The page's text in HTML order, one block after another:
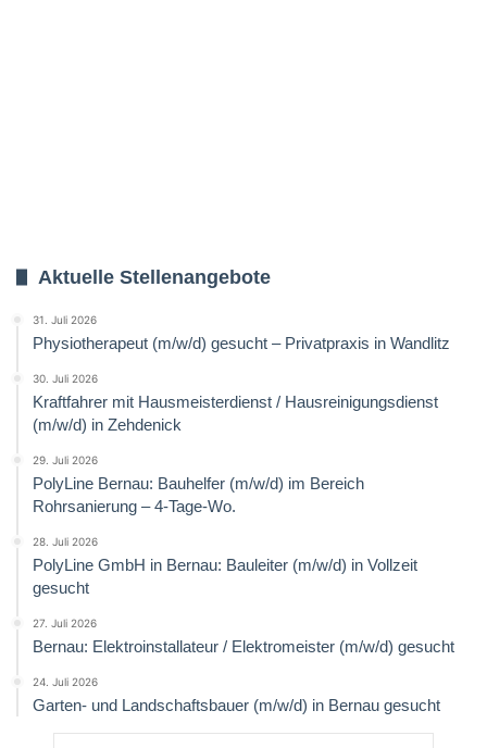
Aktuelle Stellenangebote
31. Juli 2026
Physiotherapeut (m/w/d) gesucht – Privatpraxis in Wandlitz
30. Juli 2026
Kraftfahrer mit Hausmeisterdienst / Hausreinigungsdienst
(m/w/d) in Zehdenick
29. Juli 2026
PolyLine Bernau: Bauhelfer (m/w/d) im Bereich
Rohrsanierung – 4-Tage-Wo.
28. Juli 2026
PolyLine GmbH in Bernau: Bauleiter (m/w/d) in Vollzeit
gesucht
27. Juli 2026
Bernau: Elektroinstallateur / Elektromeister (m/w/d) gesucht
24. Juli 2026
Garten- und Landschaftsbauer (m/w/d) in Bernau gesucht